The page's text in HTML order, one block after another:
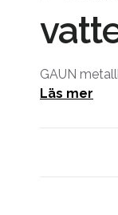
GAUN
Läs mer